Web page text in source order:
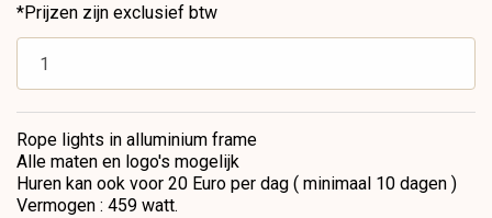
*Prijzen zijn exclusief btw
Rope lights in alluminium frame
Alle maten en logo's mogelijk
Huren kan ook voor 20 Euro per dag ( minimaal 10 dagen )
Vermogen : 459 watt.